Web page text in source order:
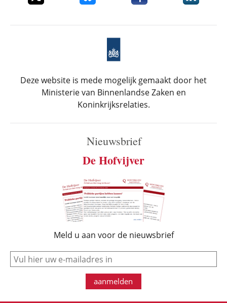
Deze website is mede mogelijk gemaakt door het
Ministerie van Binnenlandse Zaken en
Koninkrijksrelaties.
Nieuwsbrief
De Hofvijver
Meld u aan voor de nieuwsbrief
e-mail
aanmelden